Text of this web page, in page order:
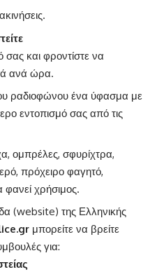
σας και φροντίστε να
ανά ώρα.
ραδιοφώνου ένα ύφασμα με
εντοπισμό σας από τις
ομπρέλες, σφυρίχτρα,
πρόχειρο φαγητό,
φανεί χρήσιμος.
(website) της Ελληνικής
μπορείτε να βρείτε
για: